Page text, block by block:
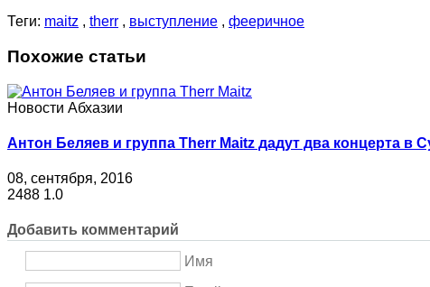
Теги: maitz , therr , выступление , фееричное
Похожие статьи
Новости Абхазии
Антон Беляев и группа Therr Maitz дадут два концерта в
08, сентября, 2016
2488 1.0
Добавить комментарий
Имя